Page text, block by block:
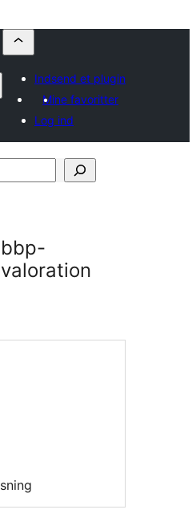
Indsend et plugin
Mine favoritter
Log ind
bbp-
valoration